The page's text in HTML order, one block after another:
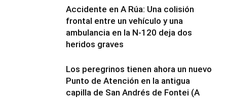
Accidente en A Rúa: Una colisión
frontal entre un vehículo y una
ambulancia en la N-120 deja dos
heridos graves
Los peregrinos tienen ahora un nuevo
Punto de Atención en la antigua
capilla de San Andrés de Fontei (A